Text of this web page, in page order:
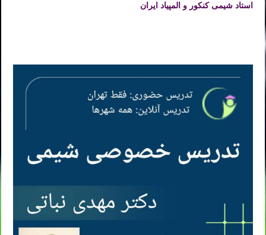
استاد شیمی کنکور و المپیاد ایران